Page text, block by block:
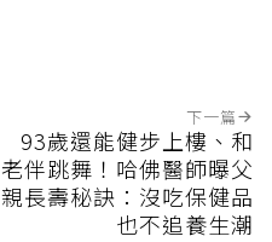
下一篇
93歲還能健步上樓、和
老伴跳舞！哈佛醫師曝父
親長壽秘訣：沒吃保健品
也不追養生潮